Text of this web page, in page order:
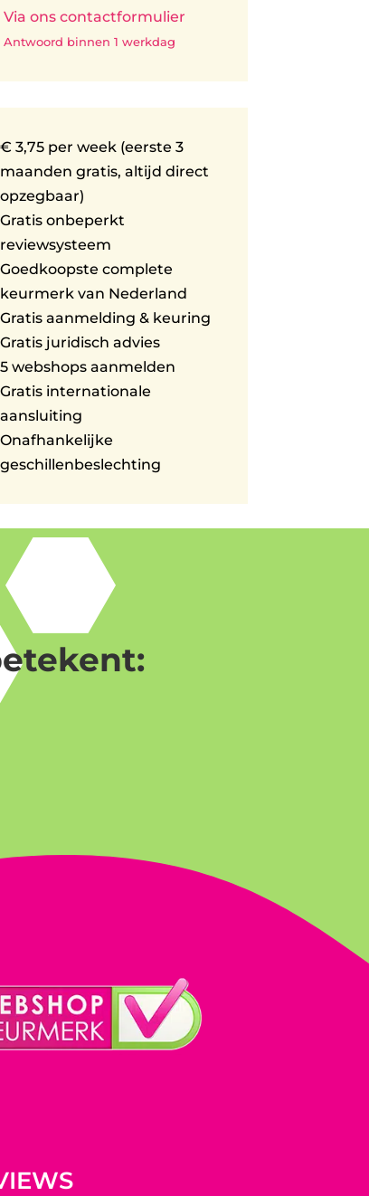
Via ons contactformulier
Antwoord binnen 1 werkdag
€ 3,75 per week (eerste 3
maanden gratis, altijd direct
opzegbaar)
Gratis onbeperkt
reviewsysteem
Goedkoopste complete
keurmerk van Nederland
Gratis aanmelding & keuring
Gratis juridisch advies
5 webshops aanmelden
Gratis internationale
aansluiting
Onafhankelijke
geschillenbeslechting